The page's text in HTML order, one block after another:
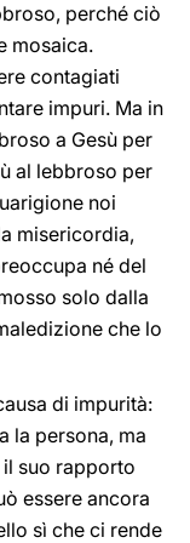
perché ciò
mosaica.
contagiati
impuri. Ma in
a Gesù per
al lebbroso per
noi
misericordia,
né del
solo dalla
che lo
di impurità:
la persona, ma
suo rapporto
essere ancora
sì che ci rende